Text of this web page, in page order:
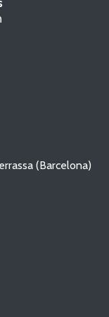
(Barcelona)